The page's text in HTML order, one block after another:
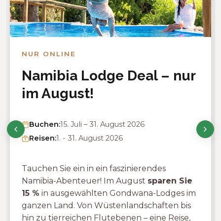
NUR ONLINE
Namibia Lodge Deal – nur
im August!
Buchen:15. Juli – 31. August 2026
Reisen:1. - 31. August 2026
Tauchen Sie ein in ein faszinierendes
Namibia-Abenteuer! Im August sparen Sie
15 % in ausgewählten Gondwana-Lodges im
ganzen Land. Von Wüstenlandschaften bis
hin zu tierreichen Flutebenen – eine Reise,